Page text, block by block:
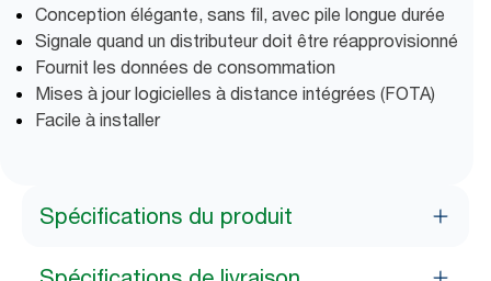
Conception élégante, sans fil, avec pile longue durée
Signale quand un distributeur doit être réapprovisionné
Fournit les données de consommation
Mises à jour logicielles à distance intégrées (FOTA)
Facile à installer
Spécifications du produit